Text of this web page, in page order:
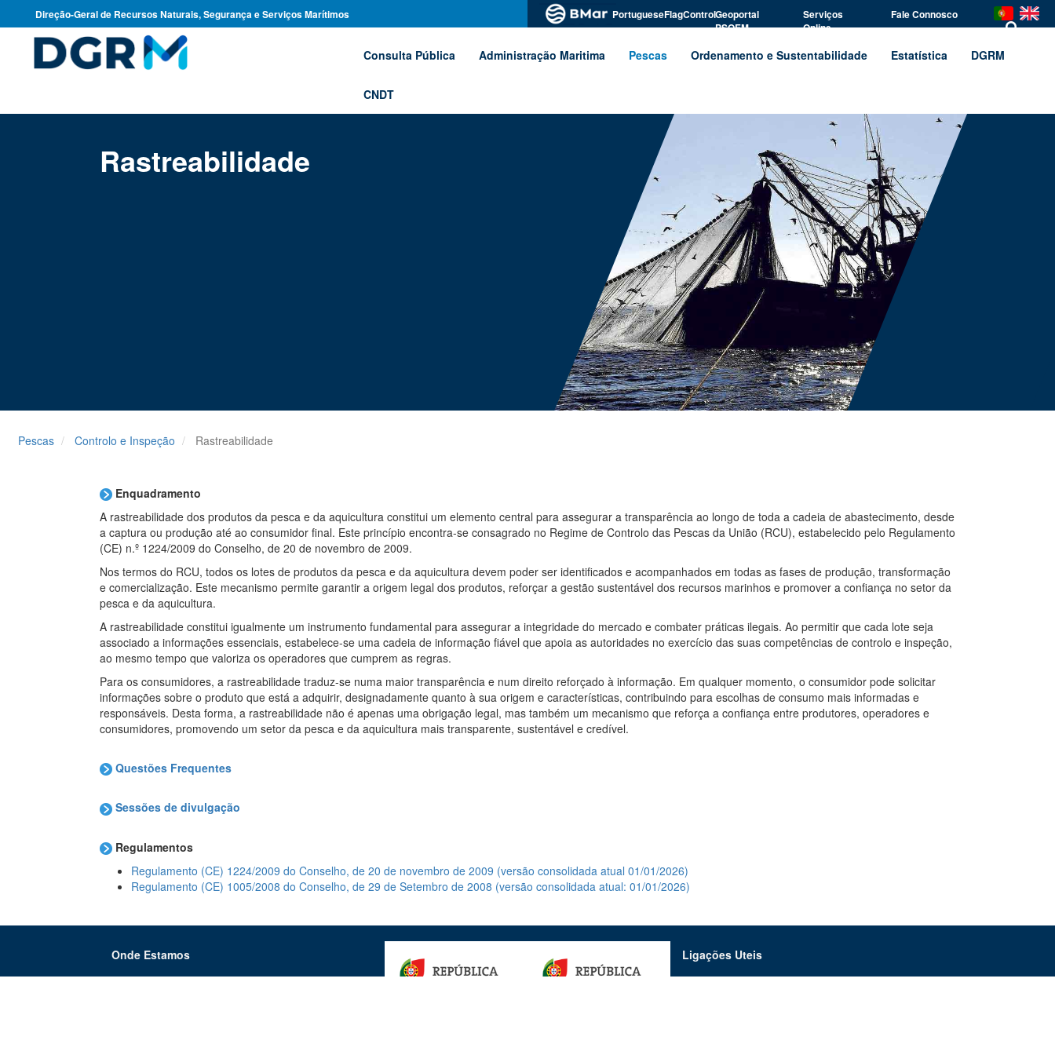
Direção-Geral de Recursos Naturais, Segurança e Serviços Marítimos PortugueseFlagControlGeoportal
PSOEM
Serviços
Online
Fale Connosco
Consulta Pública Administração Maritima Pescas Ordenamento e Sustentabilidade Estatística DGRM
CNDT
Rastreabilidade
Pescas Controlo e Inspeção Rastreabilidade
Enquadramento
A rastreabilidade dos produtos da pesca e da aquicultura constitui um elemento central para assegurar a transparência ao longo de toda a cadeia de abastecimento, desde
a captura ou produção até ao consumidor final. Este princípio encontra-se consagrado no Regime de Controlo das Pescas da União (RCU), estabelecido pelo Regulamento
(CE) n.º 1224/2009 do Conselho, de 20 de novembro de 2009.
Nos termos do RCU, todos os lotes de produtos da pesca e da aquicultura devem poder ser identificados e acompanhados em todas as fases de produção, transformação
e comercialização. Este mecanismo permite garantir a origem legal dos produtos, reforçar a gestão sustentável dos recursos marinhos e promover a confiança no setor da
pesca e da aquicultura.
A rastreabilidade constitui igualmente um instrumento fundamental para assegurar a integridade do mercado e combater práticas ilegais. Ao permitir que cada lote seja
associado a informações essenciais, estabelece-se uma cadeia de informação fiável que apoia as autoridades no exercício das suas competências de controlo e inspeção,
ao mesmo tempo que valoriza os operadores que cumprem as regras.
Para os consumidores, a rastreabilidade traduz-se numa maior transparência e num direito reforçado à informação. Em qualquer momento, o consumidor pode solicitar
informações sobre o produto que está a adquirir, designadamente quanto à sua origem e características, contribuindo para escolhas de consumo mais informadas e
responsáveis. Desta forma, a rastreabilidade não é apenas uma obrigação legal, mas também um mecanismo que reforça a confiança entre produtores, operadores e
consumidores, promovendo um setor da pesca e da aquicultura mais transparente, sustentável e credível.
Questões Frequentes
Sessões de divulgação
Regulamentos
Regulamento (CE) 1224/2009 do Conselho, de 20 de novembro de 2009 (versão consolidada atual 01/01/2026)
Regulamento (CE) 1005/2008 do Conselho, de 29 de Setembro de 2008 (versão consolidada atual: 01/01/2026)
Onde Estamos
Ligações Uteis